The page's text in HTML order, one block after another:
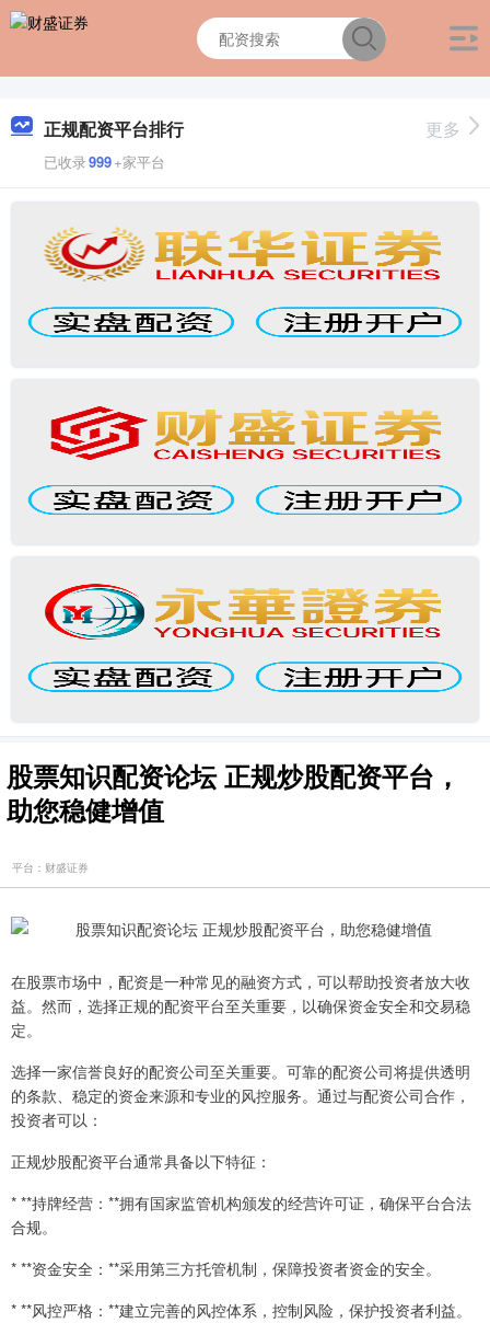
正规配资平台排行
已收录999+家平台
更多
股票知识配资论坛 正规炒股配资平台，
助您稳健增值
平台：财盛证券
在股票市场中，配资是一种常见的融资方式，可以帮助投资者放大收
益。然而，选择正规的配资平台至关重要，以确保资金安全和交易稳
定。
选择一家信誉良好的配资公司至关重要。可靠的配资公司将提供透明
的条款、稳定的资金来源和专业的风控服务。通过与配资公司合作，
投资者可以：
正规炒股配资平台通常具备以下特征：
* **持牌经营：**拥有国家监管机构颁发的经营许可证，确保平台合法
合规。
* **资金安全：**采用第三方托管机制，保障投资者资金的安全。
* **风控严格：**建立完善的风控体系，控制风险，保护投资者利益。